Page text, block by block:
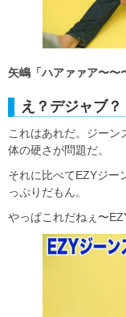
矢嶋「ハアァァア〜〜
え？デジャブ？
これはあれだ。ジー
体の硬さが問題だ。
それに比べてEZYジー
っぷりだもん。
やっぱこれだねぇ〜